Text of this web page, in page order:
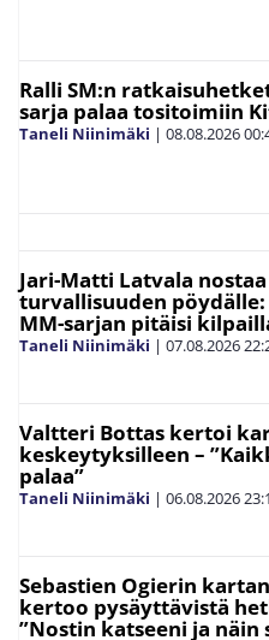
Ralli SM:n
sarja palaa tositoimiin
Taneli Niinimäki | 08.08.2026
Jari-Matti Latvala nostaa
turvallisuuden
MM-sarjan pitäisi
Taneli Niinimäki | 07.08.2026
Valtteri Bottas kertoi
keskeytyksilleen –
palaa”
Taneli Niinimäki | 06.08.2026
Sebastien Ogierin
kertoo pysäyttävistä
”Nostin katseeni ja